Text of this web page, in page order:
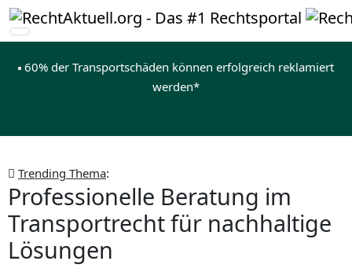
60% der Transportschäden können erfolgreich reklamiert
werden*
Trending Thema:
Professionelle Beratung im
Transportrecht für nachhaltige
Lösungen